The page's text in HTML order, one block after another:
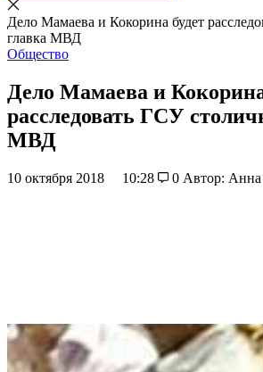
Дело Мамаева и Кокорина будет
главка МВД
Общество
Дело Мамаева и
расследовать ГСУ
МВД
10 октября 2018 10:28 0 Автор: Анна